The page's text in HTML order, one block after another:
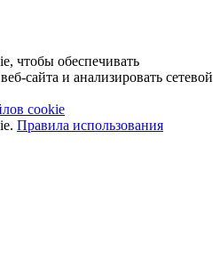
чтобы обеспечивать
сайта и анализировать сетевой
cookie
Правила использования